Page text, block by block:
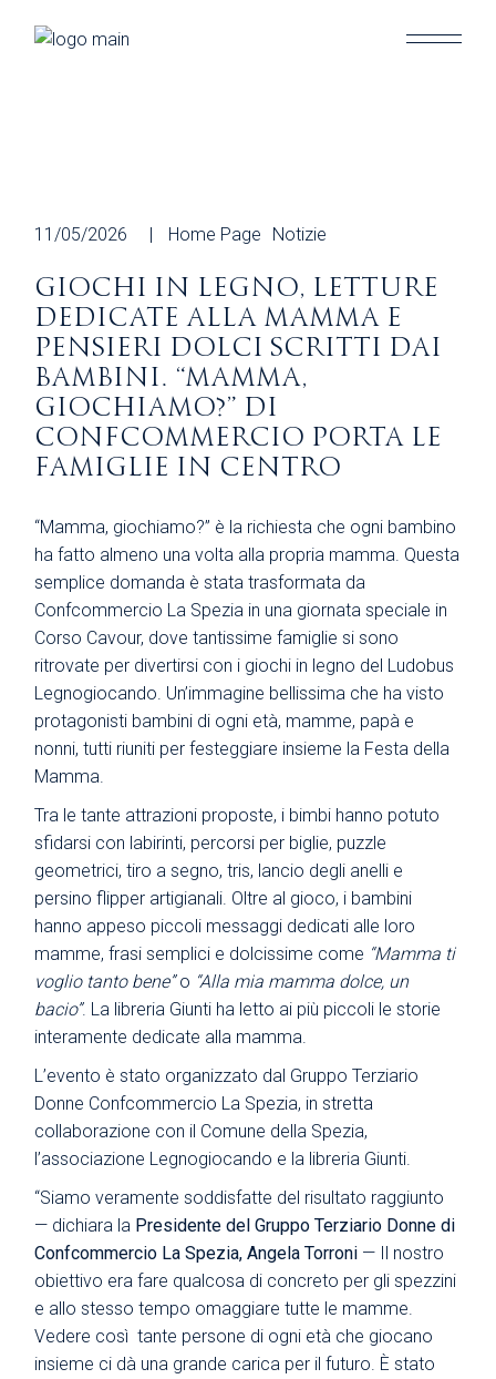
11/05/2026 Home Page Notizie
GIOCHI IN LEGNO, LETTURE
DEDICATE ALLA MAMMA E
PENSIERI DOLCI SCRITTI DAI
BAMBINI. “MAMMA,
GIOCHIAMO?” DI
CONFCOMMERCIO PORTA LE
FAMIGLIE IN CENTRO
“Mamma, giochiamo?” è la richiesta che ogni bambino
ha fatto almeno una volta alla propria mamma. Questa
semplice domanda è stata trasformata da
Confcommercio La Spezia in una giornata speciale in
Corso Cavour, dove tantissime famiglie si sono
ritrovate per divertirsi con i giochi in legno del Ludobus
Legnogiocando. Un’immagine bellissima che ha visto
protagonisti bambini di ogni età, mamme, papà e
nonni, tutti riuniti per festeggiare insieme la Festa della
Mamma.
Tra le tante attrazioni proposte, i bimbi hanno potuto
sfidarsi con labirinti, percorsi per biglie, puzzle
geometrici, tiro a segno, tris, lancio degli anelli e
persino flipper artigianali. Oltre al gioco, i bambini
hanno appeso piccoli messaggi dedicati alle loro
mamme, frasi semplici e dolcissime come “Mamma ti
voglio tanto bene”o “Alla mia mamma dolce, un
bacio”. La libreria Giunti ha letto ai più piccoli le storie
interamente dedicate alla mamma.
L’evento è stato organizzato dal Gruppo Terziario
Donne Confcommercio La Spezia, in stretta
collaborazione con il Comune della Spezia,
l’associazione Legnogiocando e la libreria Giunti.
“Siamo veramente soddisfatte del risultato raggiunto
— dichiara la Presidente del Gruppo Terziario Donne di
Confcommercio La Spezia, Angela Torroni — Il nostro
obiettivo era fare qualcosa di concreto per gli spezzini
e allo stesso tempo omaggiare tutte le mamme.
Vedere così tante persone di ogni età che giocano
insieme ci dà una grande carica per il futuro. È stato